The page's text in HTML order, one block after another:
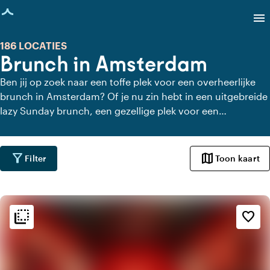
geladen
menu
Brunch in Amsterdam
186 LOCATIES
Ben jij op zoek naar een toffe plek voor een overheerlijke
brunch in Amsterdam? Of je nu zin hebt in een uitgebreide
lazy Sunday brunch, een gezellige plek voor een
afspraak, in Amsterdam vind je het allemaal. Laat je
verleiden door smaakvolle gerechten, versgezette koffie en
een ontspannen sfeer.
filter_alt Filter map Toon kaart
flip_to_back favorite_border
flip_to_back Sfeer en esthetiek
blur_on
Eclectisch